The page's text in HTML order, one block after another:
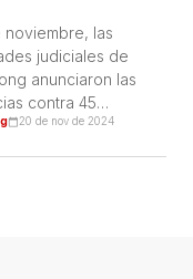
de las actividades
y suspensión del
(lo que
la facultad de
arbitraria por […]
noviembre, las
judiciales de
anunciaron las
contra 45
de la oposición por
20 de nov de 2024